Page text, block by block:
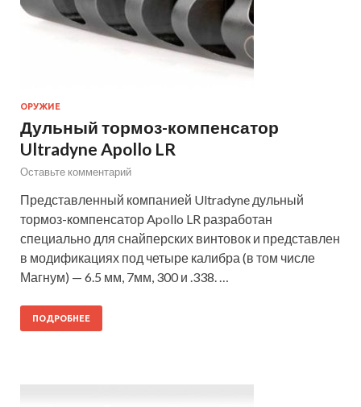
ОРУЖИЕ
Дульный тормоз-компенсатор
Ultradyne Apollo LR
Оставьте комментарий
Представленный компанией Ultradyne дульный
тормоз-компенсатор Apollo LR разработан
специально для снайперских винтовок и представлен
в модификациях под четыре калибра (в том числе
Магнум) — 6.5 мм, 7мм, 300 и .338. …
ПОДРОБНЕЕ